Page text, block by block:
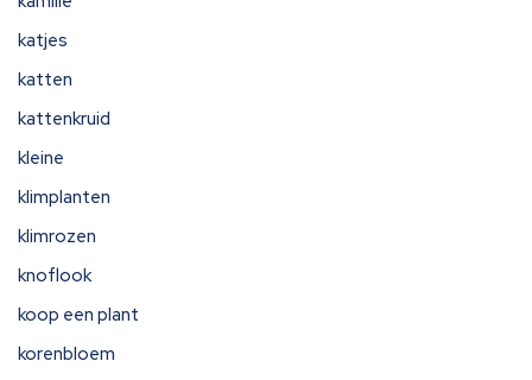
katjes
katten
kattenkruid
kleine
klimplanten
klimrozen
knoflook
koop een plant
korenbloem